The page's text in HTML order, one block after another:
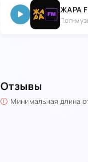
ЖАРА
Поп-
Отзывы
Минимальная длина